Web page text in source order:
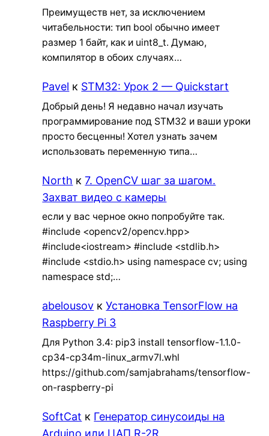
Преимуществ нет, за исключением
читабельности: тип bool обычно имеет
размер 1 байт, как и uint8_t. Думаю,
компилятор в обоих случаях…
Pavel к STM32: Урок 2 — Quickstart
Добрый день! Я недавно начал изучать
программирование под STM32 и ваши уроки
просто бесценны! Хотел узнать зачем
использовать переменную типа…
North к7. OpenCV шаг за шагом.
Захват видео с камеры
если у вас черное окно попробуйте так.
#include <opencv2/opencv.hpp>
#include<iostream> #include <stdlib.h>
#include <stdio.h> using namespace cv; using
namespace std;…
abelousov кУстановка TensorFlow на
Raspberry Pi 3
Для Python 3.4: pip3 install tensorflow-1.1.0-
cp34-cp34m-linux_armv7l.whl
https://github.com/samjabrahams/tensorflow-
on-raspberry-pi
SoftCat к Генератор синусоиды на
Arduino или ЦАП R-2R